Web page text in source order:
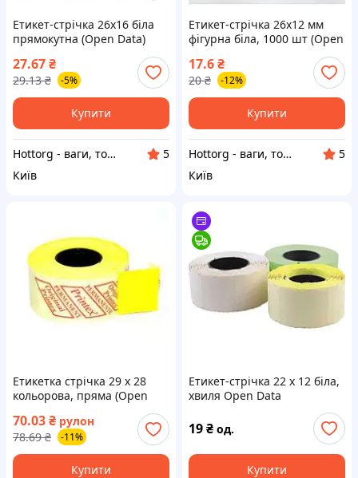
Етикет-стрічка 26х16 біла
прямокутна (Open Data)
27.67₴
29.13 ₴ -5%
Купити
Hottorg - ваги, торгове, ресторанне, складське обладнання
5
Київ
Етикет-стрічка 26х12 мм
фігурна біла, 1000 шт (Open
17.6₴
20 ₴ -12%
Купити
Hottorg - ваги, торгове, ресторанне, складське обладнання
5
Київ
Етикетка стрічка 29 x 28
кольорова, пряма (Open
70.03₴ рулон
78.69 ₴ -11%
Купити
Етикет-стрічка 22 х 12 біла,
хвиля Open Data
19₴ од.
Купити